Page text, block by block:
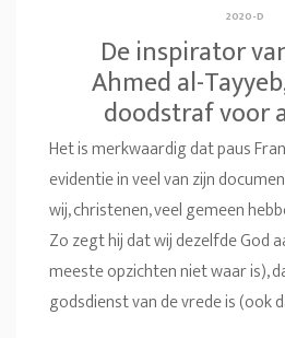
2020-D
De inspirator
Ahmed al-
doodstraf voor
Het is merkwaardig dat paus
evidentie in veel van zijn
wij, christenen, veel gemeen
Zo zegt hij dat wij dezelfde God
meeste opzichten niet waar is),
godsdienst van de vrede is (ook